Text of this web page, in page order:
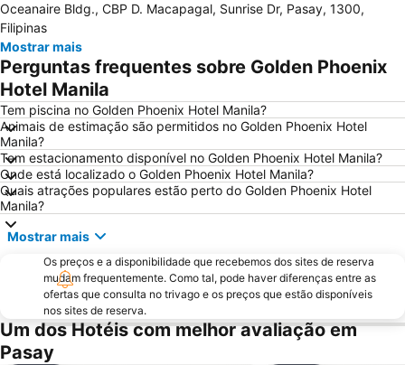
Abad Santos LRT 1
Manila Yacht Club
Ermita
University of Santo Tomas
Araneta Center MRT 3
Loyola Heights
Oceanaire Bldg., CBP D. Macapagal, Sunrise Dr, Pasay, 1300,
Filipinas
Mostrar mais
Perguntas frequentes sobre Golden Phoenix
Hotel Manila
Tem piscina no Golden Phoenix Hotel Manila?
Animais de estimação são permitidos no Golden Phoenix Hotel
Manila?
Tem estacionamento disponível no Golden Phoenix Hotel Manila?
Onde está localizado o Golden Phoenix Hotel Manila?
Quais atrações populares estão perto do Golden Phoenix Hotel
Manila?
Mostrar mais
Os preços e a disponibilidade que recebemos dos sites de reserva
mudam frequentemente. Como tal, pode haver diferenças entre as
ofertas que consulta no trivago e os preços que estão disponíveis
nos sites de reserva.
Um dos Hotéis com melhor avaliação em
Pasay